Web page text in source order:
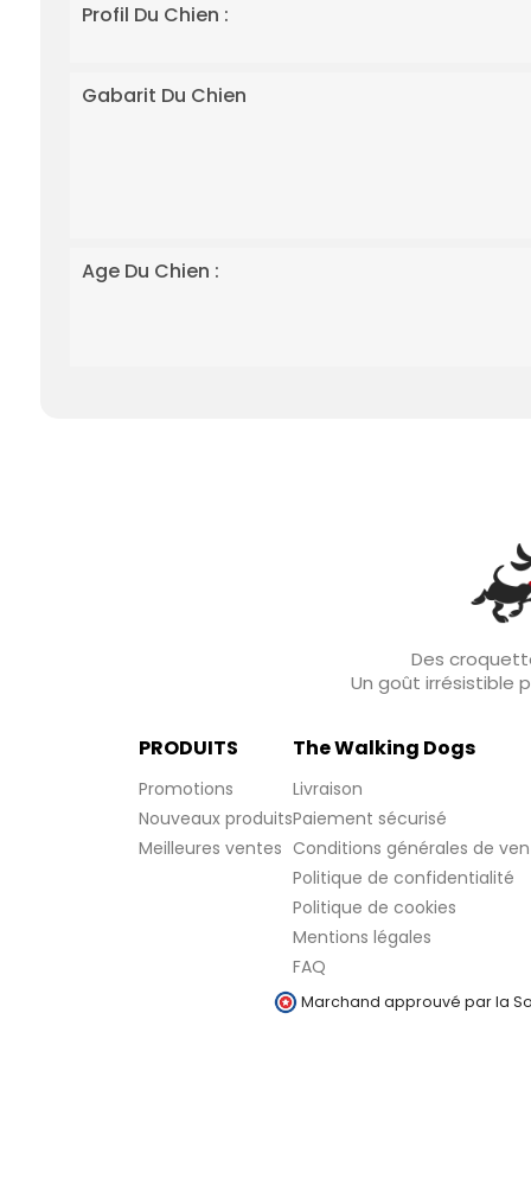
Profil Du Chien :
Gabarit Du Chien
Age Du Chien :
Des
Un goût irrésistible
PRODUITS
Promotions
Nouveaux produits
Meilleures ventes
The Walking Dogs
Livraison
Paiement sécurisé
Conditions générales de
Politique de confidentialité
Politique de cookies
Mentions légales
FAQ
Marchand approuvé par la